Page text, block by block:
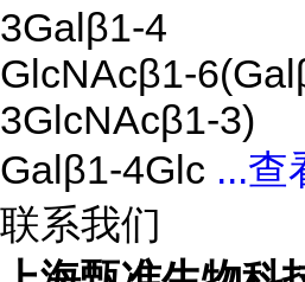
3Galβ1-4
GlcNAcβ1-
3GlcNAcβ1-3)
Galβ1-4Glc ...查
联系我们